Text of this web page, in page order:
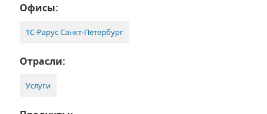
Офисы:
1С-Рарус Санкт-Петербург
Отрасли:
Услуги